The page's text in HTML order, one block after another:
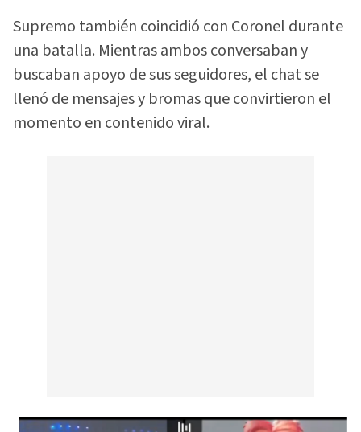
Supremo también coincidió con Coronel durante
una batalla. Mientras ambos conversaban y
buscaban apoyo de sus seguidores, el chat se
llenó de mensajes y bromas que convirtieron el
momento en contenido viral.